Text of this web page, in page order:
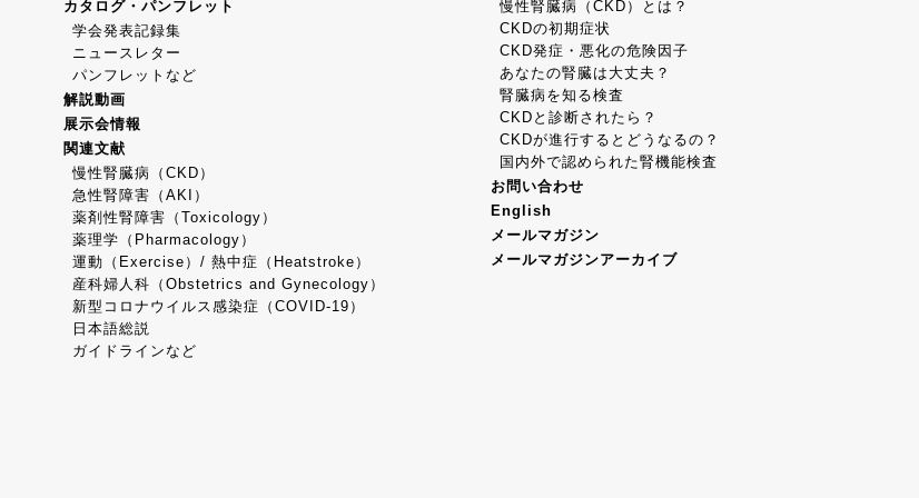
カタログ・パンフレット
学会発表記録集
ニュースレター
パンフレットなど
解説動画
展示会情報
関連文献
慢性腎臓病（CKD）
急性腎障害（AKI）
薬剤性腎障害（Toxicology）
薬理学（Pharmacology）
運動（Exercise）/ 熱中症（Heatstroke）
産科婦人科（Obstetrics and Gynecology）
新型コロナウイルス感染症（COVID-19）
日本語総説
ガイドラインなど
慢性腎臓病（CKD）とは？
CKDの初期症状
CKD発症・悪化の危険因子
あなたの腎臓は大丈夫？
腎臓病を知る検査
CKDと診断されたら？
CKDが進行するとどうなるの？
国内外で認められた腎機能検査
お問い合わせ
English
メールマガジン
メールマガジンアーカイブ